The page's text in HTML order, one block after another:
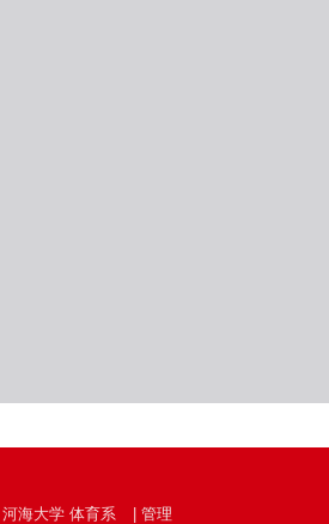
河海大学 体育系
管理